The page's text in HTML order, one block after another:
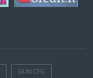
GUN.CFG